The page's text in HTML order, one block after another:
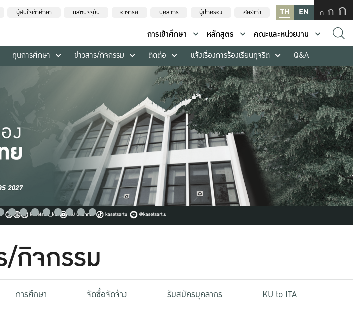
ผู้สนใจเข้าศึกษา นิสิตปัจจุบัน อาจารย์ บุคลากร ผู้ปกครอง ศิษย์เก่า TH EN ก ก ก
การเข้าศึกษา หลักสูตร
คณะและหน่วยงาน
ทุนการศึกษา ข่าวสาร/กิจกรรม ติดต่อ แจ้งเรื่องการร้องเรียนทุจริต Q&A
/กิจกรรม
การศึกษา จัดซื้อจัดจ้าง รับสมัครบุคลากร KU to ITA